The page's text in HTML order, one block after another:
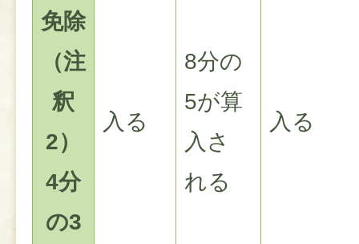
免除
（注
釈
2）
4分
の3
入る
8分の
5が算
入さ
れる
入る